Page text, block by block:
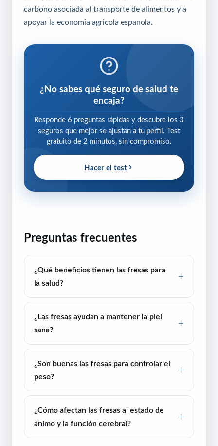
carbono asociada al transporte de alimentos y a
apoyar la economia agricola espanola.
¿No sabes qué seguro de salud te
encaja?
Responde 6 preguntas rápidas y descubre los 3
seguros que mejor se ajustan a tu perfil. Test
gratuito de 2 minutos, sin compromiso.
Hacer el test
Preguntas frecuentes
¿Qué beneficios tienen las fresas para
la salud?
¿Las fresas ayudan a mantener la piel
sana?
¿Son buenas las fresas para controlar el
peso?
¿Cómo afectan las fresas al estado de
ánimo y la función cerebral?